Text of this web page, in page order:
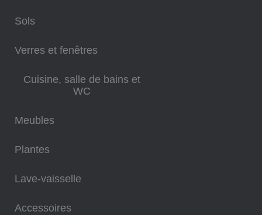
Sols
Verres et fenêtres
Cuisine, salle de bains et
WC
Meubles
Plantes
Lave-vaisselle
Accessoires